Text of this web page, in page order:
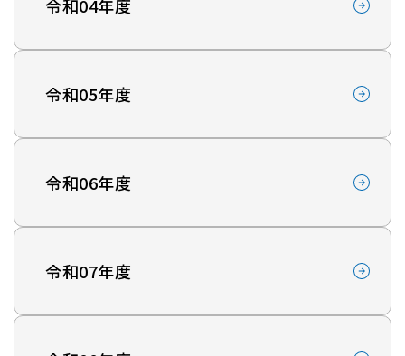
令和04年度
令和05年度
令和06年度
令和07年度